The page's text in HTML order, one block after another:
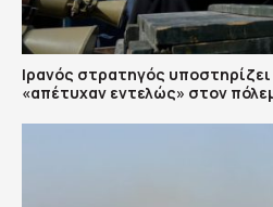
Ιρανός στρατηγός υποστηρίζει
«απέτυχαν εντελώς» στον